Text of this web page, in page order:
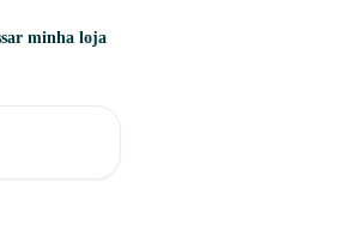
minha loja